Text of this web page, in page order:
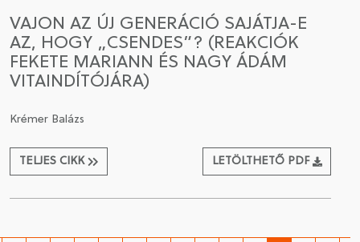
VAJON AZ ÚJ GENERÁCIÓ SAJÁTJA-E
AZ, HOGY „CSENDES”? (REAKCIÓK
FEKETE MARIANN ÉS NAGY ÁDÁM
VITAINDÍTÓJÁRA)
Krémer Balázs
TELJES CIKK LETÖLTHETŐ PDF